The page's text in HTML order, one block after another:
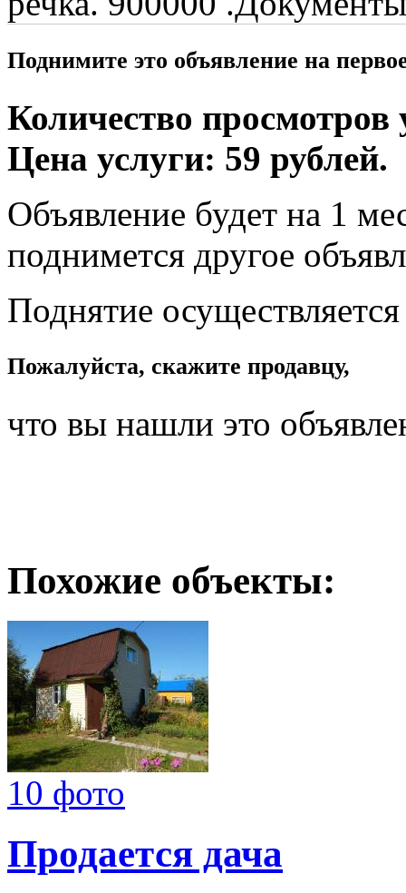
Поднимите это объявление на
Количество просмотров
Цена услуги: 59 рублей.
Объявление будет на 1
поднимется другое
Поднятие
Пожалуйста, скажите продавцу,
что вы нашли это
Похожие объекты:
10 фото
Продается дача